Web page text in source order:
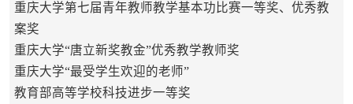
重庆大学第七届青年教师教学基本功比赛一等奖、优秀教
案奖
重庆大学“唐立新奖教金”优秀教学教师奖
重庆大学“最受学生欢迎的老师”
教育部高等学校科技进步一等奖